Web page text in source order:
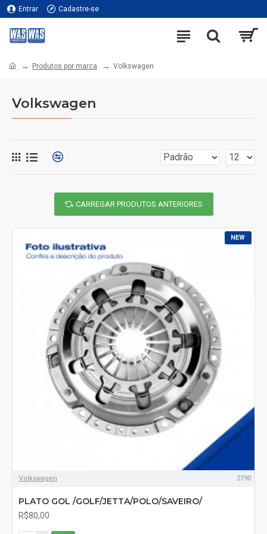
Entrar Cadastre-se
Produtos por marca Volkswagen
Volkswagen
CARREGAR PRODUTOS ANTERIORES
NEW
Volkswagen 2790
PLATO GOL /GOLF/JETTA/POLO/SAVEIRO/
R$80,00